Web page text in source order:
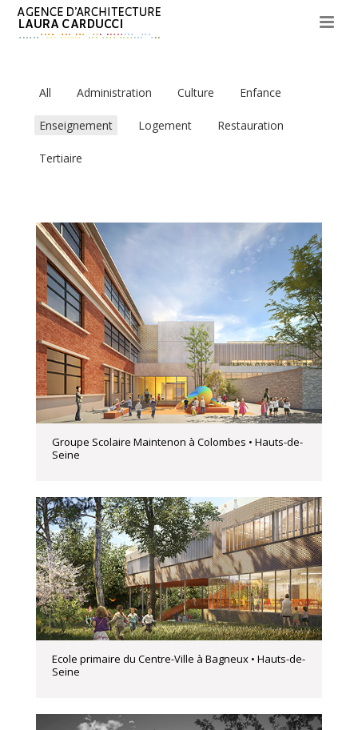
All Administration Culture Enfance
Enseignement Logement Restauration
Tertiaire
Groupe Scolaire Maintenon à Colombes • Hauts-de-
Seine
Ecole primaire du Centre-Ville à Bagneux • Hauts-de-
Seine